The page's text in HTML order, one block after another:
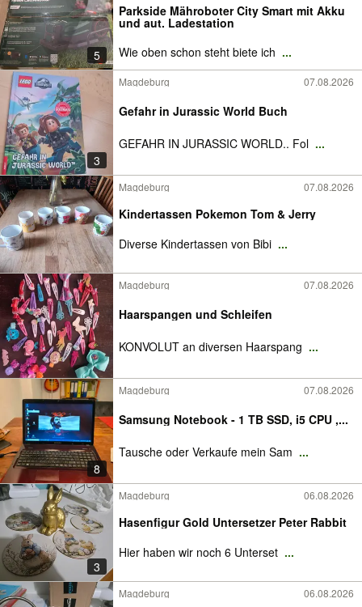
5
Parkside Mähroboter City Smart mit Akku
und aut. Ladestation
Wie oben schon steht biete ich ...
3
Magdeburg 07.08.2026
Gefahr in Jurassic World Buch
GEFAHR IN JURASSIC WORLD.. Fol ...
Magdeburg 07.08.2026
Kindertassen Pokemon Tom & Jerry
Diverse Kindertassen von Bibi ...
Magdeburg 07.08.2026
Haarspangen und Schleifen
KONVOLUT an diversen Haarspang ...
8
Magdeburg 07.08.2026
Samsung Notebook - 1 TB SSD, i5 CPU ,...
Tausche oder Verkaufe mein Sam ...
3
Magdeburg 06.08.2026
Hasenfigur Gold Untersetzer Peter Rabbit
Hier haben wir noch 6 Unterset ...
Magdeburg 06.08.2026